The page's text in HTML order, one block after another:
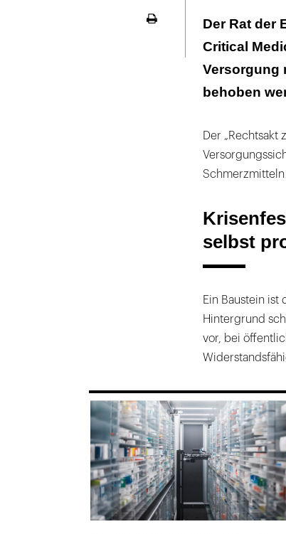
Bei der
Der Rat der
Critical
Versorgung
behoben
Der „Rechtsakt
Schmerzmitteln
selbst
Ein Baustein
Hintergrund
vor, bei
169